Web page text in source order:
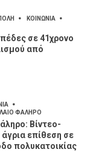
ΚΟΙΝΩΝΙΑ
σε 41χρονο
από
ΦΑΛΗΡΟ
Βίντεο-
επίθεση σε
πολυκατοικίας